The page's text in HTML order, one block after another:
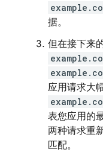
据。
但在接下来
应用请求大
表您应用的
两种请求重
匹配。